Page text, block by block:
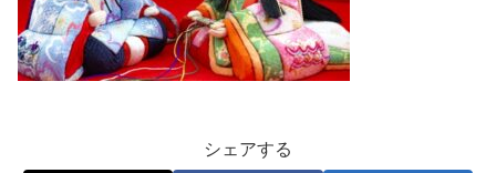
シェアする